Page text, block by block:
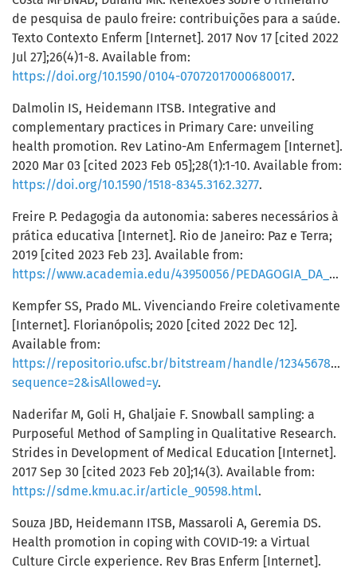
de pesquisa de paulo freire: contribuições para a saúde.
Texto Contexto Enferm [Internet]. 2017 Nov 17 [cited 2022
Jul 27];26(4)1-8. Available from:
https://doi.org/10.1590/0104-07072017000680017.
Dalmolin IS, Heidemann ITSB. Integrative and
complementary practices in Primary Care: unveiling
health promotion. Rev Latino-Am Enfermagem [Internet].
2020 Mar 03 [cited 2023 Feb 05];28(1):1-10. Available from:
https://doi.org/10.1590/1518-8345.3162.3277.
Freire P. Pedagogia da autonomia: saberes necessários à
prática educativa [Internet]. Rio de Janeiro: Paz e Terra;
2019 [cited 2023 Feb 23]. Available from:
https://www.academia.edu/43950056/PEDAGOGIA_DA_AUTONOMIA_Saberes_Necess%C3%A1rios_%C3%A0_Pr%C3%A1tica_Educativa
Kempfer SS, Prado ML. Vivenciando Freire coletivamente
[Internet]. Florianópolis; 2020 [cited 2022 Dec 12].
Available from:
https://repositorio.ufsc.br/bitstream/handle/123456789/
sequence=2&isAllowed=y.
Naderifar M, Goli H, Ghaljaie F. Snowball sampling: a
Purposeful Method of Sampling in Qualitative Research.
Strides in Development of Medical Education [Internet].
2017 Sep 30 [cited 2023 Feb 20];14(3). Available from:
https://sdme.kmu.ac.ir/article_90598.html.
Souza JBD, Heidemann ITSB, Massaroli A, Geremia DS.
Health promotion in coping with COVID-19: a Virtual
Culture Circle experience. Rev Bras Enferm [Internet].